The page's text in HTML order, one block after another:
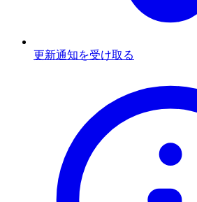
更新通知を受け取る